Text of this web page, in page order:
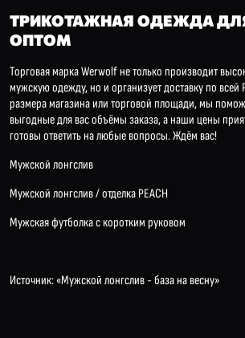
ТРИКОТАЖНАЯ ОДЕЖДА
ОПТОМ
Торговая марка Werwolf не только производит
мужскую одежду, но и организует доставку по всей
размера магазина или торговой площади, мы
выгодные для вас объёмы заказа, а наши цены
готовы ответить на любые вопросы. Ждём вас!
Мужской лонгслив
Мужской лонгслив / отделка PEACH
Мужская футболка с коротким руковом
Источник:«Мужской лонгслив - база на весну»